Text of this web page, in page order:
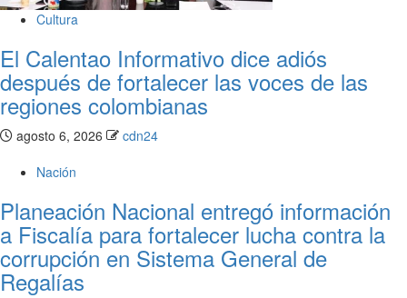
Cultura
El Calentao Informativo dice adiós
después de fortalecer las voces de las
regiones colombianas
agosto 6, 2026
cdn24
Nación
Planeación Nacional entregó información
a Fiscalía para fortalecer lucha contra la
corrupción en Sistema General de
Regalías